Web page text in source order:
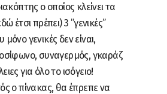
ο οποίος κλείνει τα
έτσι πρέπει) 3 ”γενικές”
γενικές δεν είναι,
συναγερμός, γκαράζ
για όλο το ισόγειο!
ο πίνακας, θα έπρεπε να